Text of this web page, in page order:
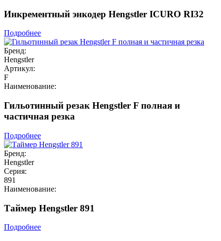
Инкрементный энкодер Hengstler ICURO RI32
Подробнее
Бренд:
Hengstler
Артикул:
F
Наименование:
Гильотинный резак Hengstler F полная и
частичная резка
Подробнее
Бренд:
Hengstler
Серия:
891
Наименование:
Таймер Hengstler 891
Подробнее